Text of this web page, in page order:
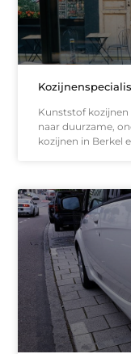
Kunststof kozijnen
naar duurzame,
kozijnen in Berkel